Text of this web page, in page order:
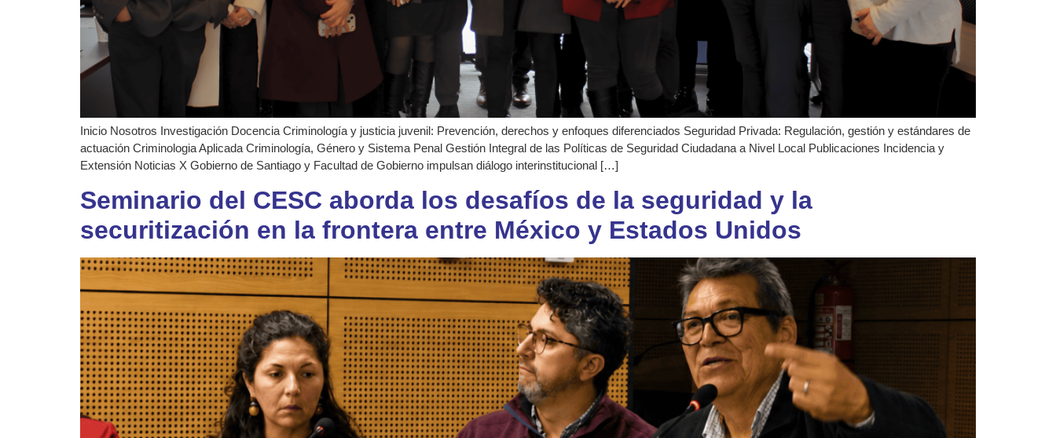
Inicio Nosotros Investigación Docencia Criminología y justicia juvenil: Prevención, derechos y enfoques diferenciados Seguridad Privada: Regulación, gestión y estándares de
actuación Criminologia Aplicada Criminología, Género y Sistema Penal Gestión Integral de las Políticas de Seguridad Ciudadana a Nivel Local Publicaciones Incidencia y
Extensión Noticias X Gobierno de Santiago y Facultad de Gobierno impulsan diálogo interinstitucional […]
Seminario del CESC aborda los desafíos de la seguridad y la
securitización en la frontera entre México y Estados Unidos